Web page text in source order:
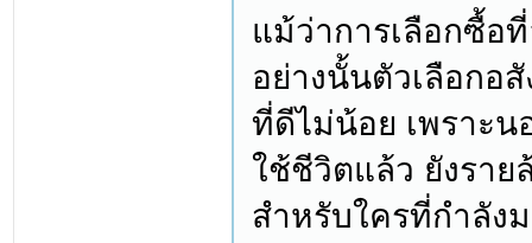
แม้ว่าการเลือกซื้อ
อย่างนั้นตัวเลือกอ
ที่ดีไม่น้อย เพราะน
ใช้ชีวิตแล้ว ยังรา
สำหรับใครที่กำลัง